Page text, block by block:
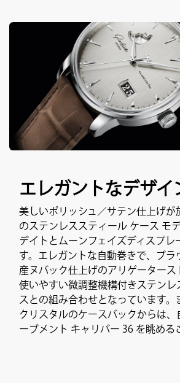
エレガントなデザイ
美しいポリッシュ／サテン仕上げ
のステンレススティール ケース モ
デイトとムーンフェイズディスプレ
す。エレガントな自動巻きで、ブラ
産ヌバック仕上げのアリゲータース
使いやすい微調整機構付きステン
スとの組み合わせとなっています。
クリスタルのケースバックからは
ーブメント キャリバー 36 を眺める